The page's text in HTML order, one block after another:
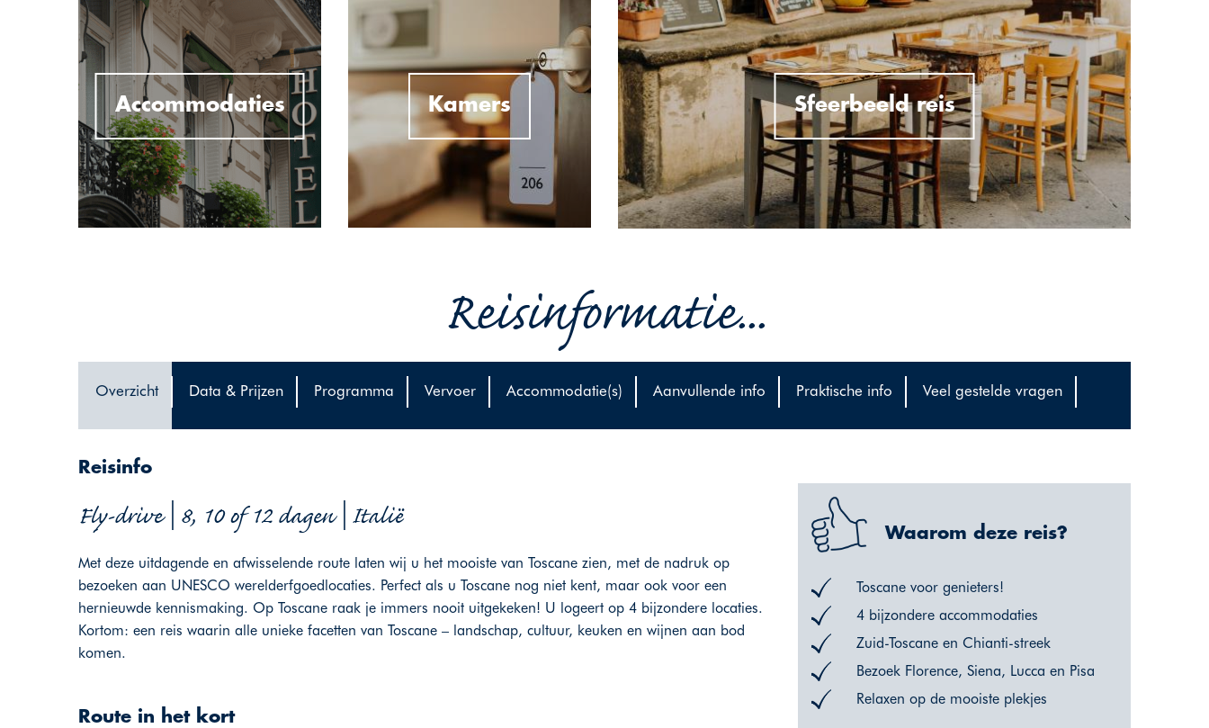
Accommodaties Kamers Sfeerbeeld reis
Reisinformatie...
Overzicht Data & Prijzen Programma Vervoer Accommodatie(s) Aanvullende info Praktische info Veel gestelde vragen
Reisinfo
Fly-drive | 8, 10 of 12 dagen | Italië
Met deze uitdagende en afwisselende route laten wij u het mooiste van Toscane zien, met de nadruk op
bezoeken aan UNESCO werelderfgoedlocaties. Perfect als u Toscane nog niet kent, maar ook voor een
hernieuwde kennismaking. Op Toscane raak je immers nooit uitgekeken! U logeert op 4 bijzondere locaties.
Kortom: een reis waarin alle unieke facetten van Toscane – landschap, cultuur, keuken en wijnen aan bod
komen.
Route in het kort
Waarom deze reis?
Toscane voor genieters!
4 bijzondere accommodaties
Zuid-Toscane en Chianti-streek
Bezoek Florence, Siena, Lucca en Pisa
Relaxen op de mooiste plekjes